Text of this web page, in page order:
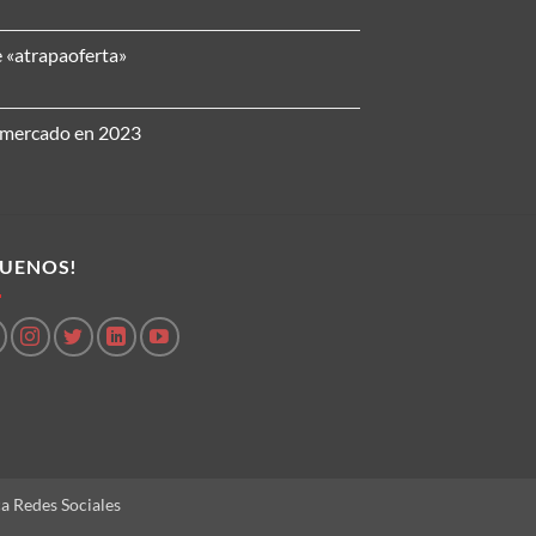
«atrapaoferta»
en 2023
Redes Sociales